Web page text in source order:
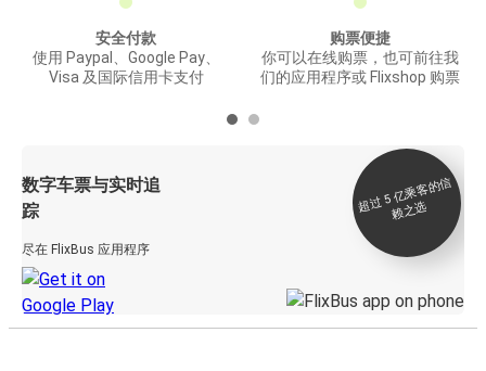
安全付款
使用 Paypal、Google Pay、
Visa 及国际信用卡支付
购票便捷
你可以在线购票，也可前往我
们的应用程序或 Flixshop 购票
数字车票与实时追
踪
尽在 FlixBus 应用程序
超
过 5
亿
乘
客
的
信
赖
之
选